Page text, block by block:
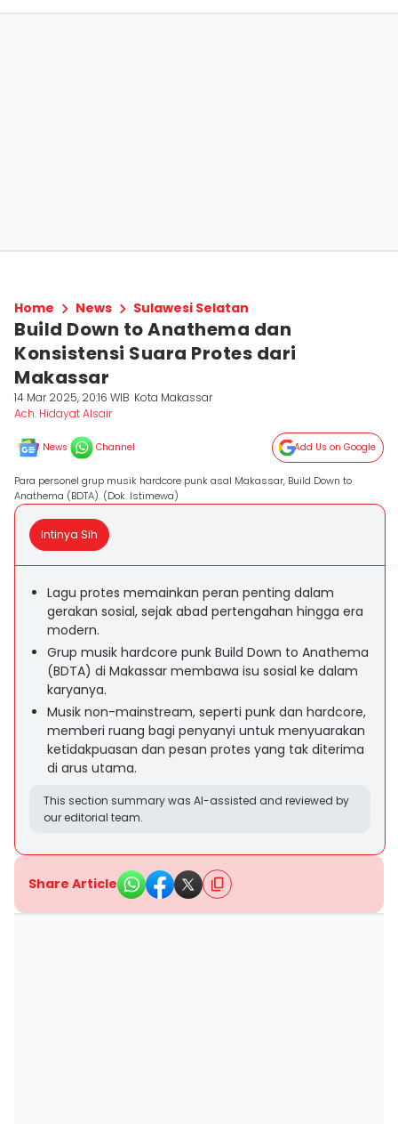
Home News Sulawesi Selatan
Build Down to Anathema dan
Konsistensi Suara Protes dari
Makassar
14 Mar 2025, 20:16 WIB Kota Makassar
Ach. Hidayat Alsair
News Channel Add Us on Google
Para personel grup musik hardcore punk asal Makassar, Build Down to
Anathema (BDTA). (Dok. Istimewa)
Intinya Sih
Lagu protes memainkan peran penting dalam
gerakan sosial, sejak abad pertengahan hingga era
modern.
Grup musik hardcore punk Build Down to Anathema
(BDTA) di Makassar membawa isu sosial ke dalam
karyanya.
Musik non-mainstream, seperti punk dan hardcore,
memberi ruang bagi penyanyi untuk menyuarakan
ketidakpuasan dan pesan protes yang tak diterima
di arus utama.
This section summary was AI-assisted and reviewed by
our editorial team.
Share Article